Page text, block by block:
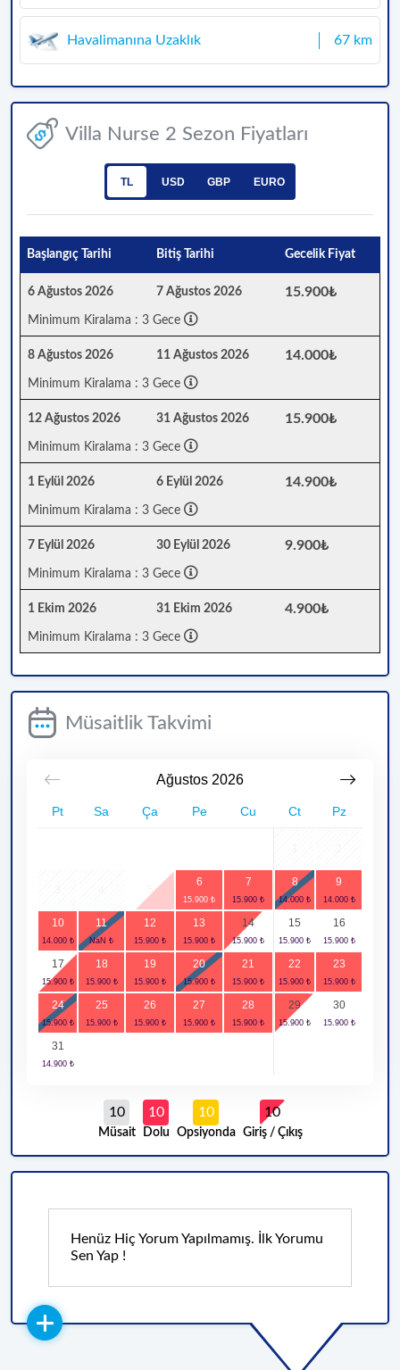
Havalimanına Uzaklık 67 km
Villa Nurse 2 Sezon Fiyatları
TL USD GBP EURO
Başlangıç Tarihi Bitiş Tarihi Gecelik Fiyat
6 Ağustos 2026 7 Ağustos 2026 15.900₺
Minimum Kiralama : 3 Gece
8 Ağustos 2026 11 Ağustos 2026 14.000₺
Minimum Kiralama : 3 Gece
12 Ağustos 2026 31 Ağustos 2026 15.900₺
Minimum Kiralama : 3 Gece
1 Eylül 2026 6 Eylül 2026 14.900₺
Minimum Kiralama : 3 Gece
7 Eylül 2026 30 Eylül 2026 9.900₺
Minimum Kiralama : 3 Gece
1 Ekim 2026 31 Ekim 2026 4.900₺
Minimum Kiralama : 3 Gece
Müsaitlik Takvimi
Ağustos 2026
Pt Sa Ça Pe Cu Ct Pz
5
6 7 8 9
10 11 12 13 14 15 16
17 18 19 20 21 22 23
24 25 26 27 28 29 30
31
10
Müsait
10
Dolu
10
Opsiyonda
10
Giriş / Çıkış
Henüz Hiç Yorum Yapılmamış. İlk Yorumu
Sen Yap !